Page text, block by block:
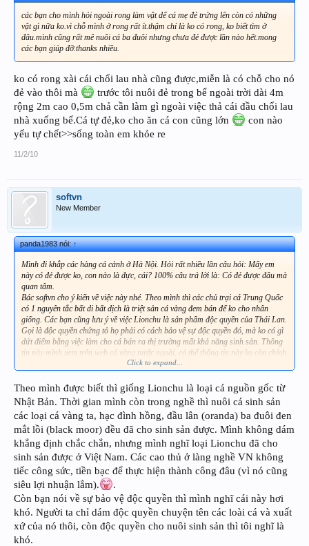
các bạn cho mình hỏi ngoài rong làm vật dể cá mẹ đẻ trứng lên còn có những
vật gì nữa ko.vì chỗ mình ở rong rất ít.thậm chí là ko có rong, ko biết tìm ở
đâu.mình cũng rất mê nuôi cá ba đuôi nhưng chưa đẻ được lần nào hết.mong
các bạn giúp đỡ.thanks nhiều.
ko có rong xài cái chổi lau nhà cũng được,miễn là có chỗ cho nó
đẻ vào thôi mà
trước tôi nuôi đẻ trong bể ngoài trời dài 4m
rộng 2m cao 0,5m chả cần làm gì ngoài việc thả cái đầu chổi lau
nhà xuống bể.Cá tự đẻ,ko cho ăn cá con cũng lớn
con nào
yếu tự chết>>sống toàn em khỏe re
11/2/10
softvn
New Member
panda1983 nói:↑
Mình đi khắp các hàng cá cảnh ở Hà Nội. Hỏi rất nhiều lần câu hỏi: Mấy em
này có đẻ được ko, con nào là đực, cái? 100% câu trả lời là: Có đẻ được đâu mà
quan tâm.
Bác softvn cho ý kiến về việc này nhé. Theo mình thì các chủ trại cá Trung Quốc
có 1 nguyên tắc bất di bất dịch là triệt sản cá vàng đem bán để ko cho nhân
giống. Các bạn cũng lưu ý về việc Lionchu là sản phẩm độc quyền của Thái Lan.
Gọi là độc quyền chứng tỏ họ phải có cách bảo vệ sự độc quyền đó, mà ko có gì
dứt điểm bằng việc làm cho cá bán ra thị trường mất khả năng sinh sản. Thông
tin này mình xem trên web cá vàng nước ngoài, có thể thông tin này ko còn chính
xác. Mong anh em bổ sung thêm.
Bạn hiểu lầm ý câu hỏi rồi, ý bạn này hỏi trưởng thành để có thể bắt đầu sinh
sản ý.
Click to expand...
Theo mình được biết thì giống Lionchu là loại cá nguồn gốc từ
Nhật Bản. Thời gian mình còn trong nghề thì nuôi cá sinh sản
các loại cá vàng ta, hạc đình hồng, đầu lân (oranda) ba đuôi đen
mắt lồi (black moor) đều đã cho sinh sản được. Mình không dám
khẳng định chắc chắn, nhưng mình nghĩ loại Lionchu đã cho
sinh sản được ở Việt Nam. Các cao thủ ở làng nghề VN không
tiếc công sức, tiền bạc để thực hiện thành công đâu (vì nó cũng
siêu lợi nhuận lắm).
.
Còn bạn nói về sự bảo vệ độc quyền thì mình nghĩ cái này hơi
khó. Người ta chỉ dám độc quyền chuyện tên các loài cá và xuất
xứ của nó thôi, còn độc quyền cho nuôi sinh sản thì tôi nghĩ là
khó.